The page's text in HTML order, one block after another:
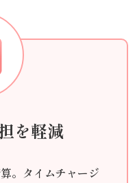
を軽減
。タイムチャージ